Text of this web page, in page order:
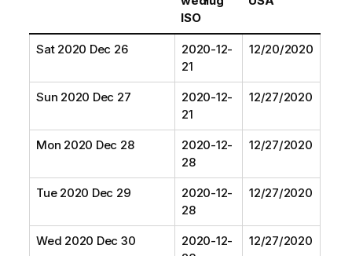
ISO
Sat 2020 Dec 26
2020-12-
21
12/20/2020
Sun 2020 Dec 27
2020-12-
21
12/27/2020
Mon 2020 Dec 28
2020-12-
28
12/27/2020
Tue 2020 Dec 29
2020-12-
28
12/27/2020
Wed 2020 Dec 30
2020-12-
12/27/2020